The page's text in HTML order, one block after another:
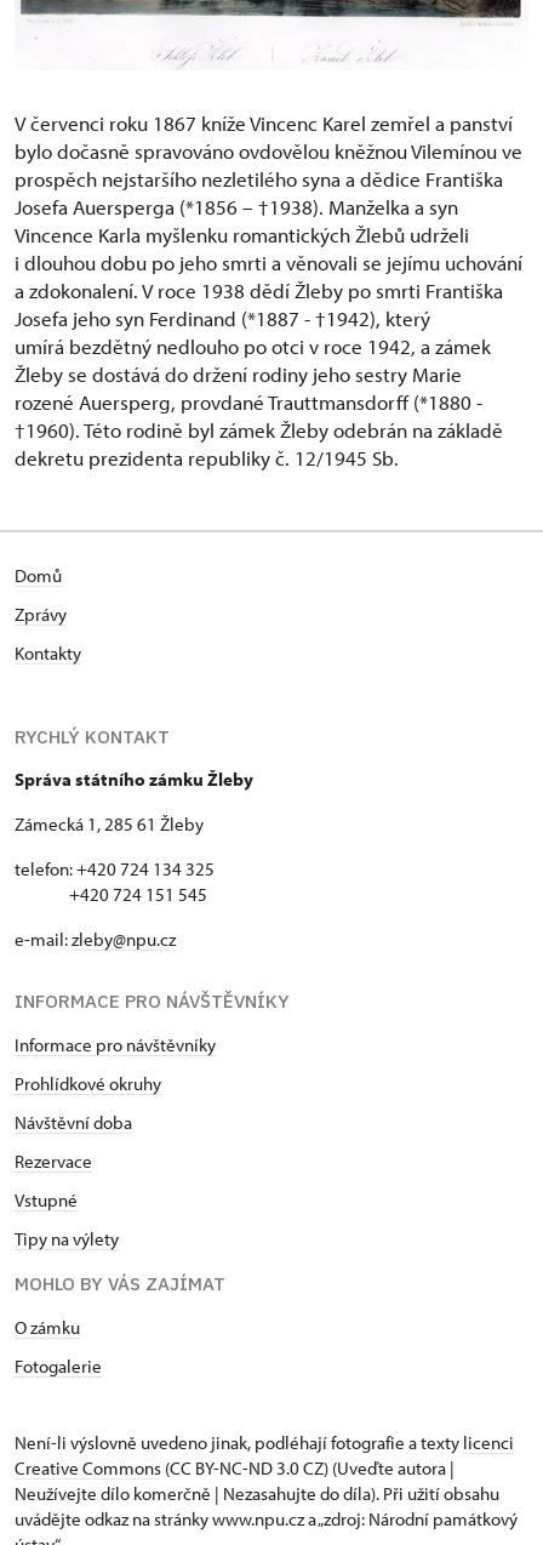
V červenci roku 1867 kníže Vincenc Karel zemřel a panství
bylo dočasně spravováno ovdovělou kněžnou Vilemínou ve
prospěch nejstaršího nezletilého syna a dědice Františka
Josefa Auersperga (*1856 – †1938). Manželka a syn
Vincence Karla myšlenku romantických Žlebů udrželi
i dlouhou dobu po jeho smrti a věnovali se jejímu uchování
a zdokonalení. V roce 1938 dědí Žleby po smrti Františka
Josefa jeho syn Ferdinand (*1887 - †1942), který
umírá bezdětný nedlouho po otci v roce 1942, a zámek
Žleby se dostává do držení rodiny jeho sestry Marie
rozené Auersperg, provdané Trauttmansdorff (*1880 -
†1960). Této rodině byl zámek Žleby odebrán na základě
dekretu prezidenta republiky č. 12/1945 Sb.
Domů
Zprávy
Kontakty
RYCHLÝ KONTAKT
Správa státního zámku Žleby
Zámecká 1, 285 61 Žleby
telefon: +420 724 134 325
+420 724 151 545
e-mail:zleby@npu.cz
INFORMACE PRO NÁVŠTĚVNÍKY
Informace pro návštěvníky
Prohlídkové okruhy
Návštěvní doba
Rezervace
Vstupné
Tipy na výlety
MOHLO BY VÁS ZAJÍMAT
O zámku
Fotogalerie
Není-li výslovně uvedeno jinak, podléhají fotografie a texty licenci
Creative Commons (CC BY-NC-ND 3.0 CZ) (Uveďte autora |
Neužívejte dílo komerčně | Nezasahujte do díla). Při užití obsahu
uvádějte odkaz na stránky www.npu.cz a „zdroj: Národní památkový